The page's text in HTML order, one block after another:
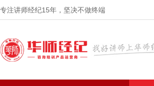
专注讲师经纪15年 ，坚决不做终端